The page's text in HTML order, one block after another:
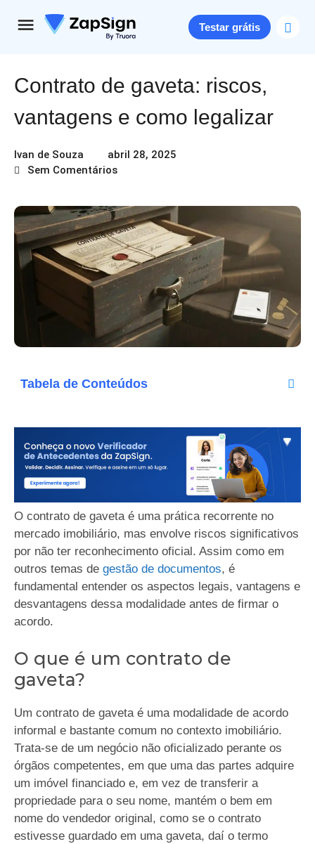
Testar grátis
Contrato de gaveta: riscos,
vantagens e como legalizar
Ivan de Souza
abril 28, 2025
Sem Comentários
Tabela de Conteúdos
O contrato de gaveta é uma prática recorrente no
mercado imobiliário, mas envolve riscos significativos
por não ter reconhecimento oficial. Assim como em
outros temas de gestão de documentos, é
fundamental entender os aspectos legais, vantagens e
desvantagens dessa modalidade antes de firmar o
acordo.
O que é um contrato de
gaveta?
Um contrato de gaveta é uma modalidade de acordo
informal e bastante comum no contexto imobiliário.
Trata-se de um negócio não oficializado perante os
órgãos competentes, em que uma das partes adquire
um imóvel financiado e, em vez de transferir a
propriedade para o seu nome, mantém o bem em
nome do vendedor original, como se o contrato
estivesse guardado em uma gaveta, daí o termo